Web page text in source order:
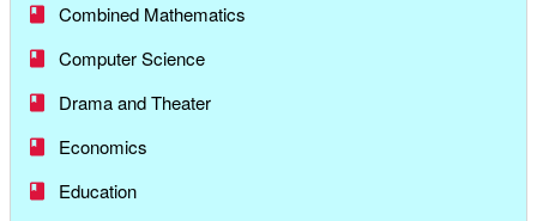
Combined Mathematics
Computer Science
Drama and Theater
Economics
Education